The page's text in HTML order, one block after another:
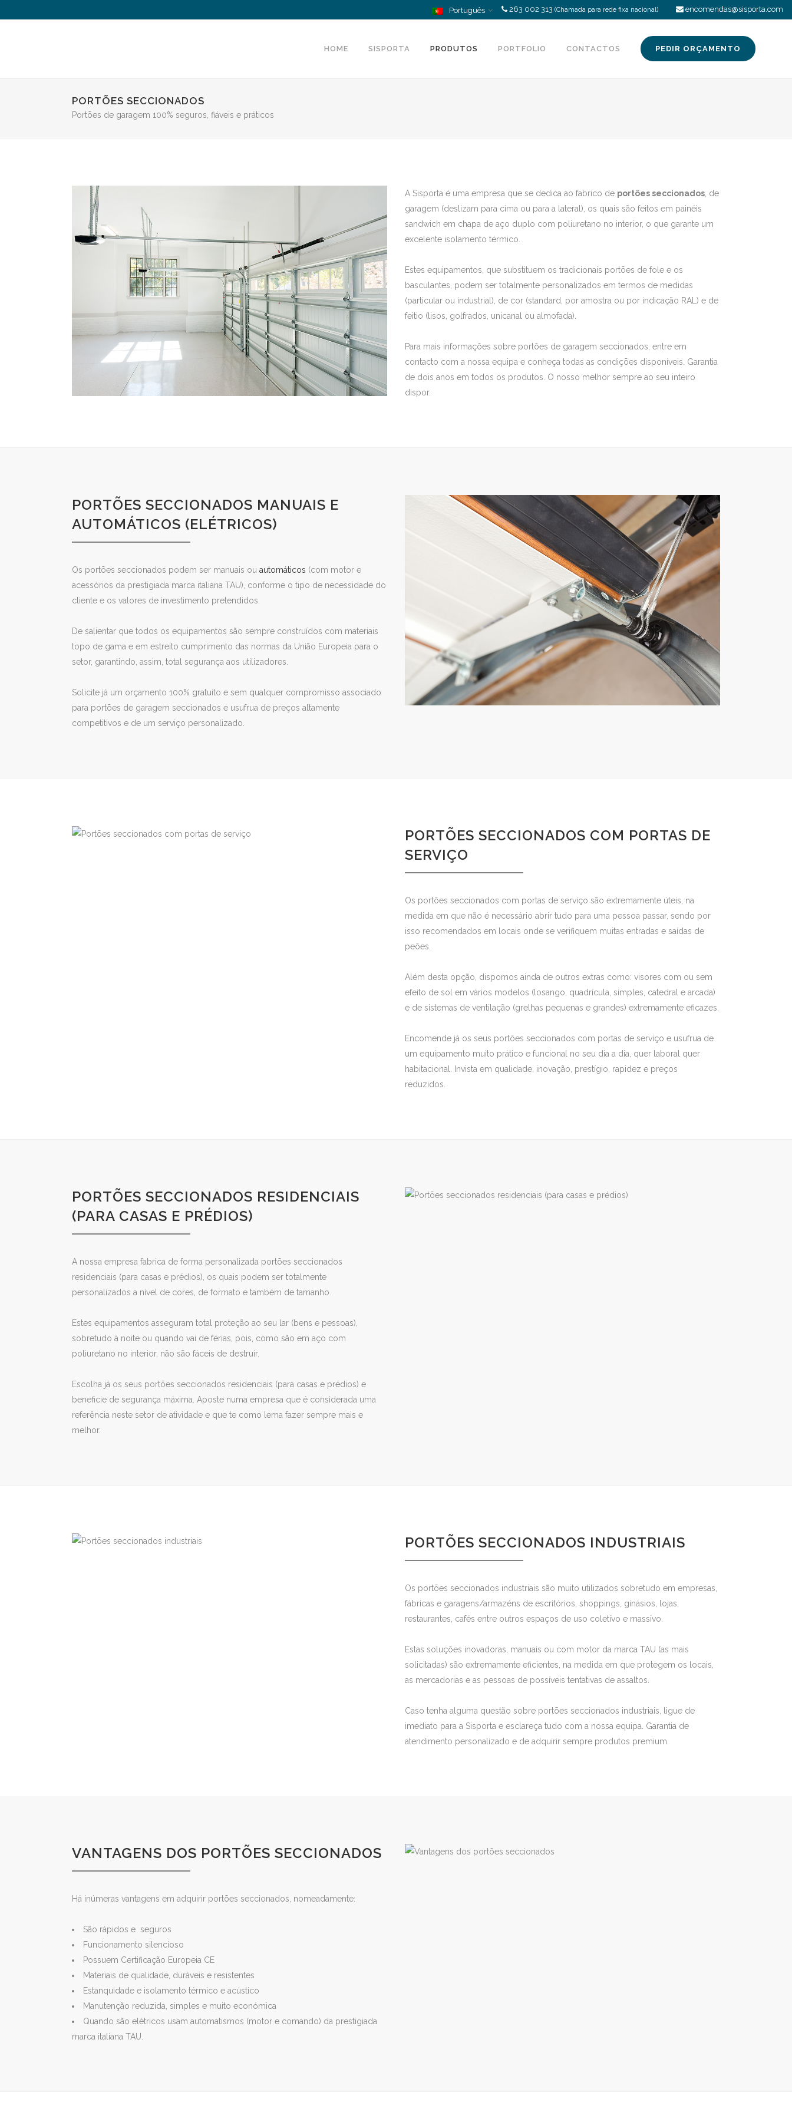
Português 263 002 313 (Chamada para rede fixa nacional) encomendas@sisporta.com
PEDIR ORÇAMENTO
HOME SISPORTA PRODUTOS PORTFOLIO CONTACTOS
PORTÕES SECCIONADOS
Portões de garagem 100% seguros, fiáveis e práticos
A Sisporta é uma empresa que se dedica ao fabrico de portões seccionados , de
garagem (deslizam para cima ou para a lateral), os quais são feitos em painéis
sandwich em chapa de aço duplo com poliuretano no interior, o que garante um
excelente isolamento térmico.
Estes equipamentos, que substituem os tradicionais portões de fole e os
basculantes, podem ser totalmente personalizados em termos de medidas
(particular ou industrial), de cor (standard, por amostra ou por indicação RAL) e de
feitio (lisos, golfrados, unicanal ou almofada).
Para mais informações sobre portões de garagem seccionados, entre em
contacto com a nossa equipa e conheça todas as condições disponíveis. Garantia
de dois anos em todos os produtos. O nosso melhor sempre ao seu inteiro
dispor.
PORTÕES SECCIONADOS MANUAIS E
AUTOMÁTICOS (ELÉTRICOS)
Os portões seccionados podem ser manuais ou automáticos (com motor e
acessórios da prestigiada marca italiana TAU), conforme o tipo de necessidade do
cliente e os valores de investimento pretendidos.
De salientar que todos os equipamentos são sempre construídos com materiais
topo de gama e em estreito cumprimento das normas da União Europeia para o
setor, garantindo, assim, total segurança aos utilizadores.
Solicite já um orçamento 100% gratuito e sem qualquer compromisso associado
para portões de garagem seccionados e usufrua de preços altamente
competitivos e de um serviço personalizado.
PORTÕES SECCIONADOS COM PORTAS DE
SERVIÇO
Os portões seccionados com portas de serviço são extremamente úteis, na
medida em que não é necessário abrir tudo para uma pessoa passar, sendo por
isso recomendados em locais onde se verifiquem muitas entradas e saídas de
peões.
Além desta opção, dispomos ainda de outros extras como: visores com ou sem
efeito de sol em vários modelos (losango, quadrícula, simples, catedral e arcada)
e de sistemas de ventilação (grelhas pequenas e grandes) extremamente eficazes.
Encomende já os seus portões seccionados com portas de serviço e usufrua de
um equipamento muito prático e funcional no seu dia a dia, quer laboral quer
habitacional. Invista em qualidade, inovação, prestígio, rapidez e preços
reduzidos.
PORTÕES SECCIONADOS RESIDENCIAIS
(PARA CASAS E PRÉDIOS)
A nossa empresa fabrica de forma personalizada portões seccionados
residenciais (para casas e prédios), os quais podem ser totalmente
personalizados a nível de cores, de formato e também de tamanho.
Estes equipamentos asseguram total proteção ao seu lar (bens e pessoas),
sobretudo à noite ou quando vai de férias, pois, como são em aço com
poliuretano no interior, não são fáceis de destruir.
Escolha já os seus portões seccionados residenciais (para casas e prédios) e
beneficie de segurança máxima. Aposte numa empresa que é considerada uma
referência neste setor de atividade e que te como lema fazer sempre mais e
melhor.
PORTÕES SECCIONADOS INDUSTRIAIS
Os portões seccionados industriais são muito utilizados sobretudo em empresas,
fábricas e garagens/armazéns de escritórios, shoppings, ginásios, lojas,
restaurantes, cafés entre outros espaços de uso coletivo e massivo.
Estas soluções inovadoras, manuais ou com motor da marca TAU (as mais
solicitadas) são extremamente eficientes, na medida em que protegem os locais,
as mercadorias e as pessoas de possíveis tentativas de assaltos.
Caso tenha alguma questão sobre portões seccionados industriais, ligue de
imediato para a Sisporta e esclareça tudo com a nossa equipa. Garantia de
atendimento personalizado e de adquirir sempre produtos premium.
VANTAGENS DOS PORTÕES SECCIONADOS
Há inúmeras vantagens em adquirir portões seccionados, nomeadamente:
São rápidos e seguros
Funcionamento silencioso
Possuem Certificação Europeia CE
Materiais de qualidade, duráveis e resistentes
Estanquidade e isolamento térmico e acústico
Manutenção reduzida, simples e muito económica
Quando são elétricos usam automatismos (motor e comando) da prestigiada
marca italiana TAU.